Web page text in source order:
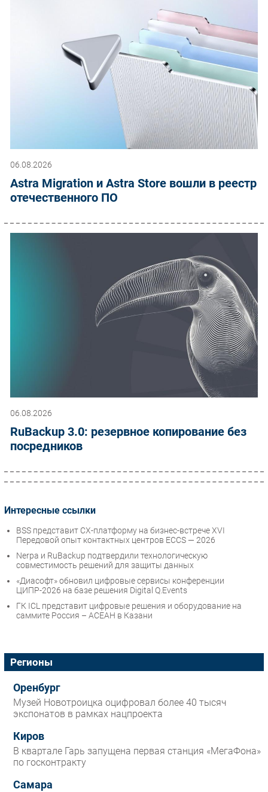
06.08.2026
Astra Migration и Astra Store вошли в реестр
отечественного ПО
06.08.2026
RuBackup 3.0: резервное копирование без
посредников
Интересные ссылки
BSS представит CX-платформу на бизнес-встрече XVI
Передовой опыт контактных центров ECCS — 2026
Nerpa и RuBackup подтвердили технологическую
совместимость решений для защиты данных
«Диасофт» обновил цифровые сервисы конференции
ЦИПР-2026 на базе решения Digital Q.Events
ГК ICL представит цифровые решения и оборудование на
саммите Россия – АСЕАН в Казани
Регионы
Оренбург
Музей Новотроицка оцифровал более 40 тысяч
экспонатов в рамках нацпроекта
Киров
В квартале Гарь запущена первая станция «МегаФона»
по госконтракту
Самара